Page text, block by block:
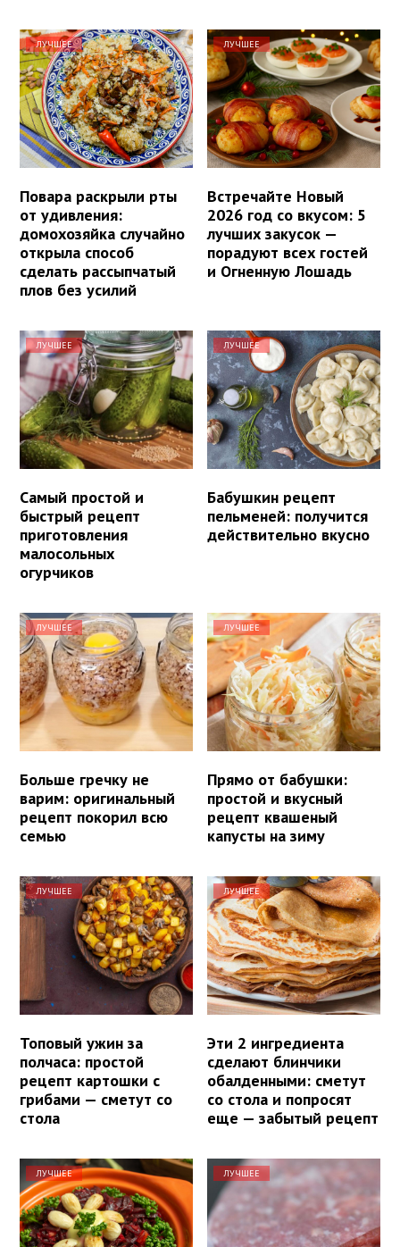
ЛУЧШЕЕ
Повара раскрыли рты
от удивления:
домохозяйка случайно
открыла способ
сделать рассыпчатый
плов без усилий
ЛУЧШЕЕ
Встречайте Новый
2026 год со вкусом: 5
лучших закусок —
порадуют всех гостей
и Огненную Лошадь
ЛУЧШЕЕ
Самый простой и
быстрый рецепт
приготовления
малосольных
огурчиков
ЛУЧШЕЕ
Бабушкин рецепт
пельменей: получится
действительно вкусно
ЛУЧШЕЕ
Больше гречку не
варим: оригинальный
рецепт покорил всю
семью
ЛУЧШЕЕ
Прямо от бабушки:
простой и вкусный
рецепт квашеный
капусты на зиму
ЛУЧШЕЕ
Топовый ужин за
полчаса: простой
рецепт картошки с
грибами — сметут со
стола
ЛУЧШЕЕ
Эти 2 ингредиента
сделают блинчики
обалденными: сметут
со стола и попросят
еще — забытый рецепт
ЛУЧШЕЕ ЛУЧШЕЕ